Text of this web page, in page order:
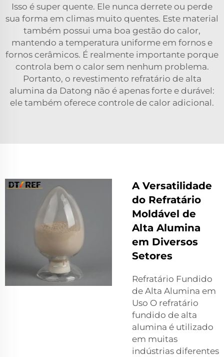
Isso é super quente. Ele nunca derrete ou perde
sua forma em climas muito quentes. Este material
também possui uma boa gestão do calor,
mantendo a temperatura uniforme em fornos e
fornos cerâmicos. É realmente importante porque
controla bem o calor sem nenhum problema.
Portanto, o revestimento refratário de alta
alumina da Datong não é apenas forte e durável:
ele também oferece controle de calor adicional.
A Versatilidade
do Refratário
Moldável de
Alta Alumina
em Diversos
Setores
Refratário Fundido
de Alta Alumina em
Uso O refratário
fundido de alta
alumina é utilizado
em muitas
indústrias diferentes